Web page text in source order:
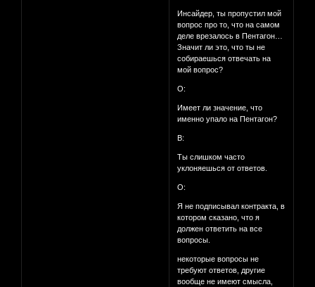
Инсайдер, ты пропустил мой
вопрос про то, что на самом
деле врезалось в Пентагон…
Значит ли это, что ты не
собираешься отвечать на
мой вопрос?
О:
Имеет ли значение, что
именно упало на Пентагон?
В:
Ты слишком часто
уклоняешься от ответов.
О:
Я не подписывал контракта, в
котором сказано, что я
должен ответить на все
вопросы.
некоторые вопросы не
требуют ответов, другие
вообще не имеют смысла,